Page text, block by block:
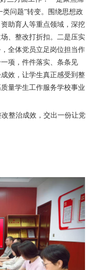
类问题”转变。围绕思想政
助育人等重点领域，深挖
、整改打折扣。二是压实
全体党员立足岗位担当作
项，件件落实、条条见
效，让学生真正感受到整
量学生工作服务学校事业
整治成效，交出一份让党